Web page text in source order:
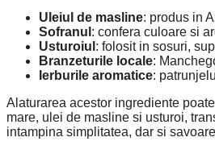
Uleiul de masline: produs in
Sofranul : confera culoare si
Usturoiul : folosit in sosuri,
Branzeturile locale:
Ierburile aromatice:
Alaturarea acestor ingrediente
mare, ulei de masline si usturoi,
intampina simplitatea, dar si